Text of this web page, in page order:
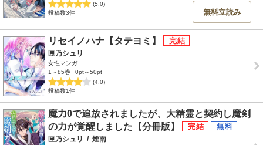
(5.0)
投稿数3件
無料立読み
リセイノハナ【タテヨミ】
匣乃シュリ
女性マンガ
1～85巻
0pt～50pt
(4.0)
投稿数1件
魔力0で追放されましたが、大精霊と契約し魔剣
の力が覚醒しました【分冊版】
匣乃シュリ / 煙雨